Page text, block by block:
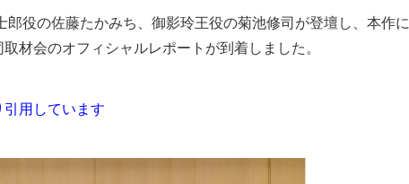
郎役の佐藤たかみち、御影玲王役の菊池修司が登壇し、本作に
材会のオフィシャルレポートが到着しました。
用しています